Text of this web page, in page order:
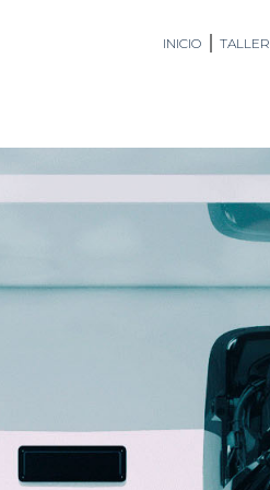
INICIO TALLER